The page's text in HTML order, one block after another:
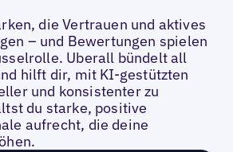
die Vertrauen und aktives
– und Bewertungen spielen
Uberall bündelt all
hilft dir, mit KI-gestützten
und konsistenter zu
du starke, positive
aufrecht, die deine